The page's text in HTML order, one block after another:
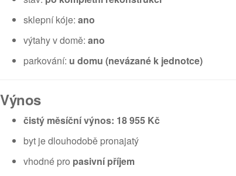
sklepní kóje: ano
výtahy v domě: ano
parkování: u domu (nevázané k jednotce)
Výnos
čistý měsíční výnos: 18 955 Kč
byt je dlouhodobě pronajatý
vhodné pro pasivní příjem